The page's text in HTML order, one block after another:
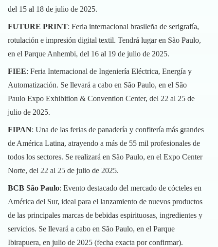
del 15 al 18 de julio de 2025.
FUTURE PRINT: Feria internacional brasileña de serigrafía,
rotulación e impresión digital textil. Tendrá lugar en São Paulo,
en el Parque Anhembi, del 16 al 19 de julio de 2025.
FIEE: Feria Internacional de Ingeniería Eléctrica, Energía y
Automatización. Se llevará a cabo en São Paulo, en el São
Paulo Expo Exhibition & Convention Center, del 22 al 25 de
julio de 2025.
FIPAN: Una de las ferias de panadería y confitería más grandes
de América Latina, atrayendo a más de 55 mil profesionales de
todos los sectores. Se realizará en São Paulo, en el Expo Center
Norte, del 22 al 25 de julio de 2025.
BCB São Paulo: Evento destacado del mercado de cócteles en
América del Sur, ideal para el lanzamiento de nuevos productos
de las principales marcas de bebidas espirituosas, ingredientes y
servicios. Se llevará a cabo en São Paulo, en el Parque
Ibirapuera, en julio de 2025 (fecha exacta por confirmar).